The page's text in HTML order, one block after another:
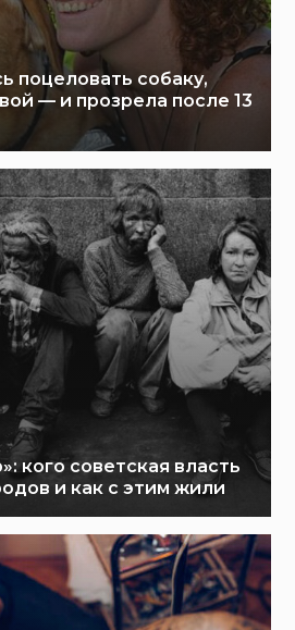
поцеловать собаку,
— и прозрела после 13
кого советская власть
и как с этим жили